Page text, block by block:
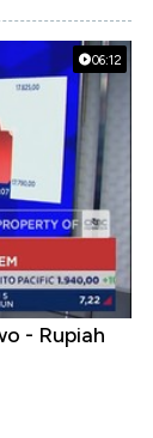
06:12
- Rupiah